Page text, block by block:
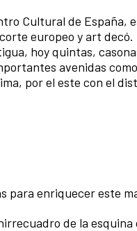
Cultural de España,
europeo y art
hoy quintas,
avenidas
por el este con el
para enriquecer este
de la